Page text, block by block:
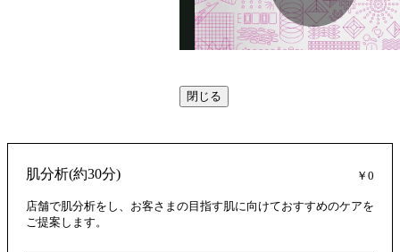
動
を
閉じる
肌分析(約30分) ￥0
店舗で肌分析をし、お客さまの目指す肌に向けておすすめのケアを
ご提案します。